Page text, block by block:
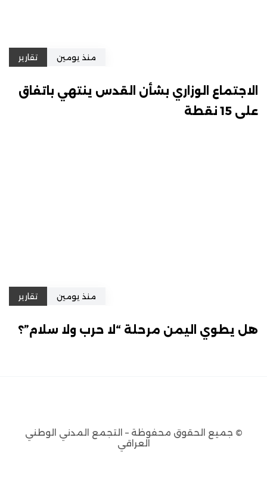
منذ يومين تقارير
الاجتماع الوزاري بشأن القدس ينتهي باتفاق
على 15 نقطة
منذ يومين تقارير
هل يطوي اليمن مرحلة “لا حرب ولا سلام”؟
© جميع الحقوق محفوظة – التجمع المدني الوطني
العراقي